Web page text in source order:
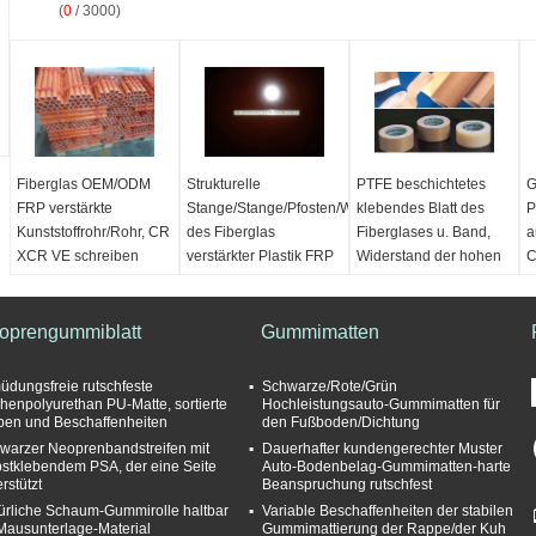
(0 / 3000)
Fiberglas OEM/ODM
FRP verstärkte
Kunststoffrohr/Rohr, CR
XCR VE schreiben
Plastik)
Chemikalienbeständigkeit,
feuerbeständige,
leichte, thermische,
elektrische Nichtleitf
Rohr, Pfosten,
Strukturelle
Stange/Stange/Pfosten/Welle
des Fiberglas
verstärkter Plastik FRP
Chemikalienbeständigkeit,
feuerbeständige,
leichte, thermische,
elektrische Nichtleitf
Rohr, Pfosten,
PTFE beschichtetes
klebendes Blatt des
Fiberglases u. Band,
Widerstand der hohen
geformte Blätter
Breite:
Standard:Rohs/SGS
rutschfeste
PU-Matte, sortierte
und Beschaffenheiten
Neoprenbandstreifen mit
PSA, der eine Seite
Schaum-Gummirolle haltbar
Material
Gummimatten
Schwarze/Rote/Grün
Hochleistungsauto-Gummimatten für
den Fußboden/Dichtung
Dauerhafter kundengerechter Muster
Auto-Bodenbelag-Gummimatten-harte
Beanspruchung rutschfest
Variable Beschaffenheiten der stabilen
Gummimattierung der Rappe/der Kuh